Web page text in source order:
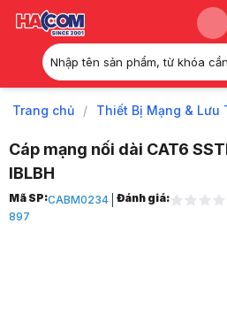
Nhập tên sản phẩm, từ khóa
Trang chủ / Thiết Bị Mạng & Lưu
Cáp mạng nối dài CAT6
IBLBH
Trang chủ
1
Mã SP:CABM0234 Đánh giá:
897